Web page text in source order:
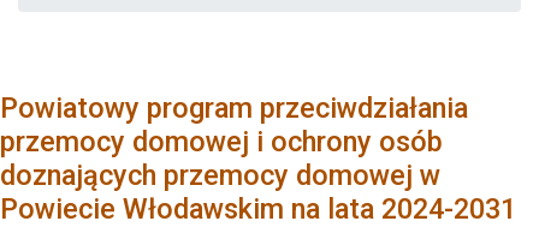
Powiatowy program przeciwdziałania
przemocy domowej i ochrony osób
doznających przemocy domowej w
Powiecie Włodawskim na lata 2024-2031